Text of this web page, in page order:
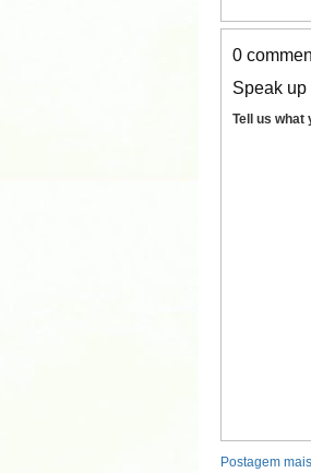
0
Speak up
Tell us what
Postagem